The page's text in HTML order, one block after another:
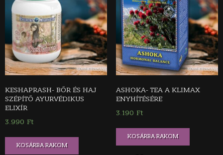
KESHAPRASH- BŐR ÉS HAJ
SZÉPÍTŐ AYURVÉDIKUS
ELIXÍR
3.990 Ft
KOSÁRBA RAKOM
ASHOKA- TEA A KLIMAX
ENYHÍTÉSÉRE
3.190 Ft
KOSÁRBA RAKOM